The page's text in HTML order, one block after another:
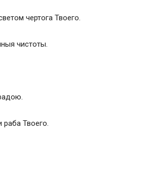
чертога Твоего.
чистоты.
Твоего.